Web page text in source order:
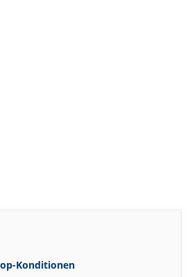
Konditionen